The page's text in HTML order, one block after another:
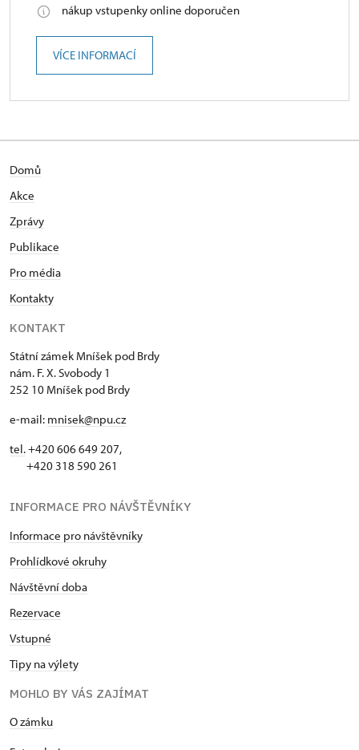
nákup vstupenky online doporučen
VÍCE INFORMACÍ
Domů
Akce
Zprávy
Publikace
Pro média
Kontakty
KONTAKT
Státní zámek Mníšek pod Brdy
nám. F. X. Svobody 1
252 10 Mníšek pod Brdy
e-mail: mnisek@npu.cz
tel.+420 606 649 207,
+420 318 590 261
INFORMACE PRO NÁVŠTĚVNÍKY
Informace pro návštěvníky
Prohlídkové okruhy
Návštěvní doba
Rezervace
Vstupné
Tipy na výlety
MOHLO BY VÁS ZAJÍMAT
O zámku